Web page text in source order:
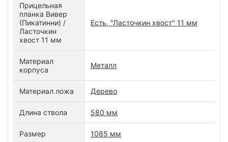
Прицельная
планка Вивер
(Пикатинни) /
Ласточкин
хвост 11 мм
Есть, "Ласточкин хвост" 11 мм
Материал
корпуса
Металл
Материал ложа Дерево
Длина ствола 580 мм
Размер 1085 мм